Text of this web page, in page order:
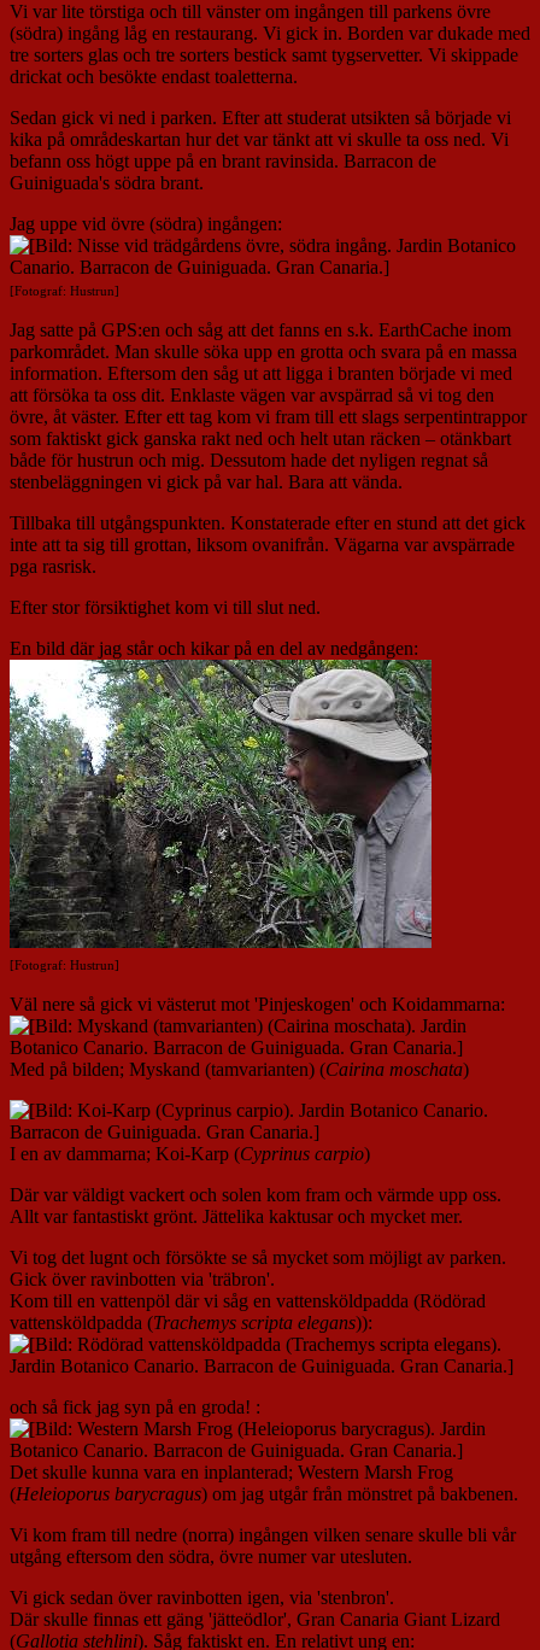
Vi var lite törstiga och till vänster om ingången till parkens övre
(södra) ingång låg en restaurang. Vi gick in. Borden var dukade med
tre sorters glas och tre sorters bestick samt tygservetter. Vi skippade
drickat och besökte endast toaletterna.
Sedan gick vi ned i parken. Efter att studerat utsikten så började vi
kika på områdeskartan hur det var tänkt att vi skulle ta oss ned. Vi
befann oss högt uppe på en brant ravinsida. Barracon de
Guiniguada's södra brant.
Jag uppe vid övre (södra) ingången:
[Fotograf: Hustrun]
Jag satte på GPS:en och såg att det fanns en s.k. EarthCache inom
parkområdet. Man skulle söka upp en grotta och svara på en massa
information. Eftersom den såg ut att ligga i branten började vi med
att försöka ta oss dit. Enklaste vägen var avspärrad så vi tog den
övre, åt väster. Efter ett tag kom vi fram till ett slags serpentintrappor
som faktiskt gick ganska rakt ned och helt utan räcken – otänkbart
både för hustrun och mig. Dessutom hade det nyligen regnat så
stenbeläggningen vi gick på var hal. Bara att vända.
Tillbaka till utgångspunkten. Konstaterade efter en stund att det gick
inte att ta sig till grottan, liksom ovanifrån. Vägarna var avspärrade
pga rasrisk.
Efter stor försiktighet kom vi till slut ned.
En bild där jag står och kikar på en del av nedgången:
[Fotograf: Hustrun]
Väl nere så gick vi västerut mot 'Pinjeskogen' och Koidammarna:
Med på bilden; Myskand (tamvarianten) (Cairina moschata)
I en av dammarna; Koi-Karp (Cyprinus carpio)
Där var väldigt vackert och solen kom fram och värmde upp oss.
Allt var fantastiskt grönt. Jättelika kaktusar och mycket mer.
Vi tog det lugnt och försökte se så mycket som möjligt av parken.
Gick över ravinbotten via 'träbron'.
Kom till en vattenpöl där vi såg en vattensköldpadda (Rödörad
vattensköldpadda (Trachemys scripta elegans)):
och så fick jag syn på en groda! :
Det skulle kunna vara en inplanterad; Western Marsh Frog
(Heleioporus barycragus) om jag utgår från mönstret på bakbenen.
Vi kom fram till nedre (norra) ingången vilken senare skulle bli vår
utgång eftersom den södra, övre numer var utesluten.
Vi gick sedan över ravinbotten igen, via 'stenbron'.
Där skulle finnas ett gäng 'jätteödlor', Gran Canaria Giant Lizard
(Gallotia stehlini). Såg faktiskt en. En relativt ung en: